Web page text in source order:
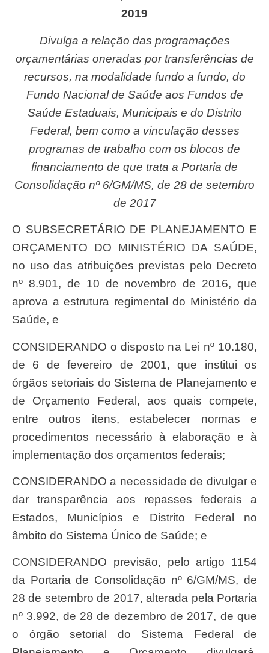
2019
Divulga a relação das programações
orçamentárias oneradas por transferências de
recursos, na modalidade fundo a fundo, do
Fundo Nacional de Saúde aos Fundos de
Saúde Estaduais, Municipais e do Distrito
Federal, bem como a vinculação desses
programas de trabalho com os blocos de
financiamento de que trata a Portaria de
Consolidação nº 6/GM/MS, de 28 de setembro
de 2017
O SUBSECRETÁRIO DE PLANEJAMENTO E
ORÇAMENTO DO MINISTÉRIO DA SAÚDE,
no uso das atribuições previstas pelo Decreto
nº 8.901, de 10 de novembro de 2016, que
aprova a estrutura regimental do Ministério da
Saúde, e
CONSIDERANDO o disposto na Lei nº 10.180,
de 6 de fevereiro de 2001, que institui os
órgãos setoriais do Sistema de Planejamento e
de Orçamento Federal, aos quais compete,
entre outros itens, estabelecer normas e
procedimentos necessário à elaboração e à
implementação dos orçamentos federais;
CONSIDERANDO a necessidade de divulgar e
dar transparência aos repasses federais a
Estados, Municípios e Distrito Federal no
âmbito do Sistema Único de Saúde; e
CONSIDERANDO previsão, pelo artigo 1154
da Portaria de Consolidação nº 6/GM/MS, de
28 de setembro de 2017, alterada pela Portaria
nº 3.992, de 28 de dezembro de 2017, de que
o órgão setorial do Sistema Federal de